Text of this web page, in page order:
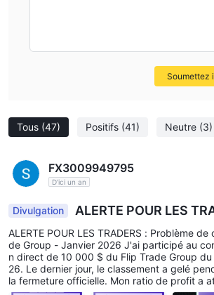
Tous (47) Positifs (41) Neutre (3)
FX3009949795
D'ici un an
Divulgation ALERTE POUR LES
ALERTE POUR LES TRADERS : Problème
de Group - Janvier 2026 J'ai participé au concours de trading e
n direct de 10 000 $ du Flip Trade Group
26. Le dernier jour, le classement a gelé pendant 5 heures avant
la fermeture officielle. Mon ratio de profit a
s les classements n'ont pas été mis à jour, ce
Soumettez